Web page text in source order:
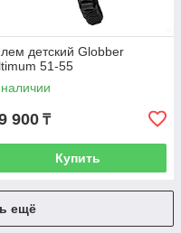
детский Globber
51-55
900 ₸
Купить
ещё